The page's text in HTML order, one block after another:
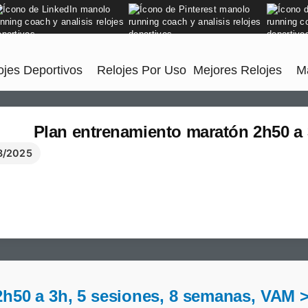
Deportivos Relojes Por Uso Mejores Relojes
Plan entrenamiento maratón 2h50
2025
a 3h, 5 sesiones, 8 semanas, VAM